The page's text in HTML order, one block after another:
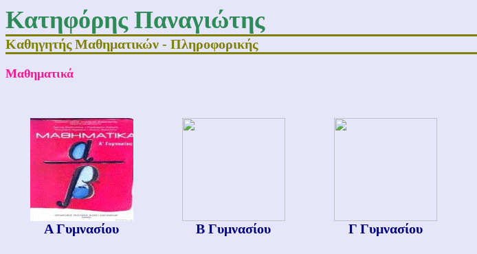
Κατηφόρης Παναγιώτης
Καθηγητής Μαθηματικών - Πληροφορικής
Μαθηματικά
Α Γυμνασίου Β Γυμνασίου Γ Γυμνασίου